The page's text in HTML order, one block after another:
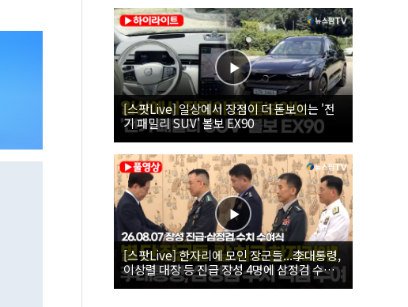
[스팟Live] 일상에서 장점이 더 돋보이는 '전
기 패밀리 SUV' 볼보 EX90
[스팟Live] 한자리에 모인 장군들...李대통령,
이상렬 대장 등 진급 장성 4명에 삼정검 수치
직접 수여｜26.08.07 장성 진급·삼정검 수치